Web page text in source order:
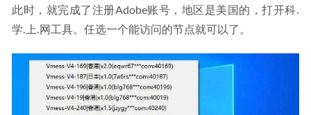
此时，就完成了注册Adobe账号，地区是美国的，打开科.
学.上.网工具。任选一个能访问的节点就可以了。